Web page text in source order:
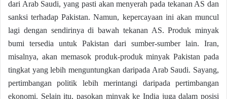
dari Arab Saudi, yang pasti akan menyerah pada tekanan AS dan
sanksi terhadap Pakistan. Namun, kepercayaan ini akan muncul
lagi dengan sendirinya di bawah tekanan AS. Produk minyak
bumi tersedia untuk Pakistan dari sumber-sumber lain. Iran,
misalnya, akan memasok produk-produk minyak Pakistan pada
tingkat yang lebih menguntungkan daripada Arab Saudi. Sayang,
pertimbangan politik lebih merintangi daripada pertimbangan
ekonomi. Selain itu, pasokan minyak ke India juga dalam posisi